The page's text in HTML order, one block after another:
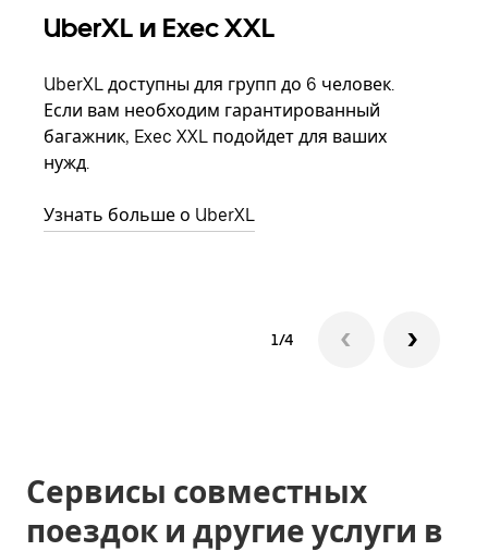
UberXL и Exec XXL
UberXL доступны для групп до 6 человек.
Если вам необходим гарантированный
багажник, Exec XXL подойдет для ваших
нужд.
Узнать больше о UberXL
1/4
Сервисы совместных
поездок и другие услуги в